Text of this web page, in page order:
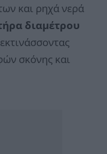
και ρηχά νερά
διαμέτρου
σκόνης και